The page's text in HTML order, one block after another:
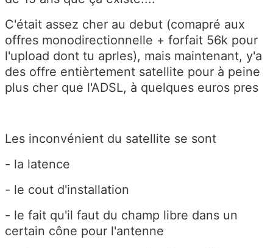
C'était assez cher au debut (comapré aux
offres monodirectionnelle + forfait 56k pour
l'upload dont tu aprles), mais maintenant, y'a
des offre entièrtement satellite pour à peine
plus cher que l'ADSL, à quelques euros pres
Les inconvénient du satellite se sont
- la latence
- le cout d'installation
- le fait qu'il faut du champ libre dans un
certain cône pour l'antenne